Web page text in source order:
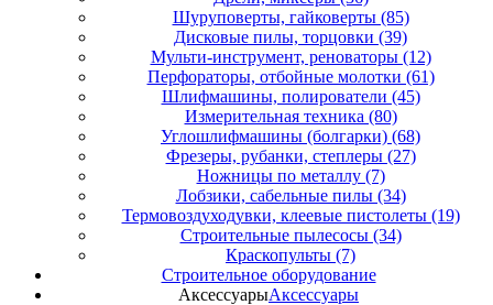
Шуруповерты, гайковерты (85)
Дисковые пилы, торцовки (39)
Мульти-инструмент, реноваторы (12)
Перфораторы, отбойные молотки (61)
Шлифмашины, полирователи (45)
Измерительная техника (80)
Углошлифмашины (болгарки) (68)
Фрезеры, рубанки, степлеры (27)
Ножницы по металлу (7)
Лобзики, сабельные пилы (34)
Термовоздуходувки, клеевые пистолеты (19)
Строительные пылесосы (34)
Краскопульты (7)
Строительное оборудование
АксессуарыАксессуары